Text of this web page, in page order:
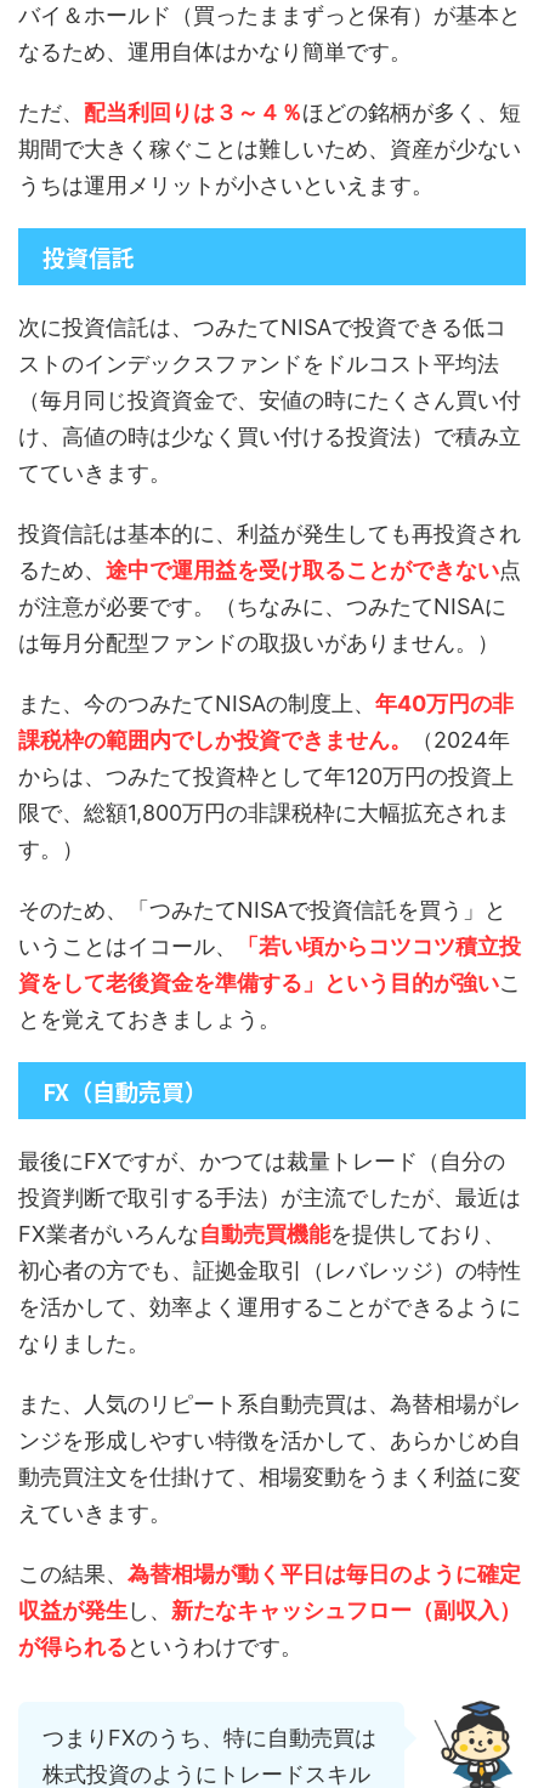
バイ＆ホールド（買ったままずっと保有）が基本と
なるため、運用自体はかなり簡単です。
ただ、 配当利回りは３～４％ほどの銘柄が多く、短
期間で大きく稼ぐことは難しいため、資産が少ない
うちは運用メリットが小さいといえます。
投資信託
次に投資信託は、つみたてNISAで投資できる低コ
ストのインデックスファンドをドルコスト平均法
（毎月同じ投資資金で、安値の時にたくさん買い付
け、高値の時は少なく買い付ける投資法）で積み立
てていきます。
投資信託は基本的に、利益が発生しても再投資され
るため、 途中で運用益を受け取ることができない点
が注意が必要です。（ちなみに、つみたてNISAに
は毎月分配型ファンドの取扱いがありません。）
また、今のつみたてNISAの制度上、 年40万円の非
課税枠の範囲内でしか投資できません。
（2024年
からは、つみたて投資枠として年120万円の投資上
限で、総額1,800万円の非課税枠に大幅拡充されま
す。）
そのため、「つみたてNISAで投資信託を買う」と
いうことはイコール、
「若い頃からコツコツ積立投
資をして老後資金を準備する」という目的が強いこ
とを覚えておきましょう。
FX（自動売買）
最後にFXですが、かつては裁量トレード（自分の
投資判断で取引する手法）が主流でしたが、最近は
FX業者がいろんな自動売買機能を提供しており、
初心者の方でも、証拠金取引（レバレッジ）の特性
を活かして、効率よく運用することができるように
なりました。
また、人気のリピート系自動売買は、為替相場がレ
ンジを形成しやすい特徴を活かして、あらかじめ自
動売買注文を仕掛けて、相場変動をうまく利益に変
えていきます。
この結果、 為替相場が動く平日は毎日のように確定
収益が発生 し、 新たなキャッシュフロー（副収入）
が得られるというわけです。
つまりFXのうち、特に自動売買は
株式投資のようにトレードスキル